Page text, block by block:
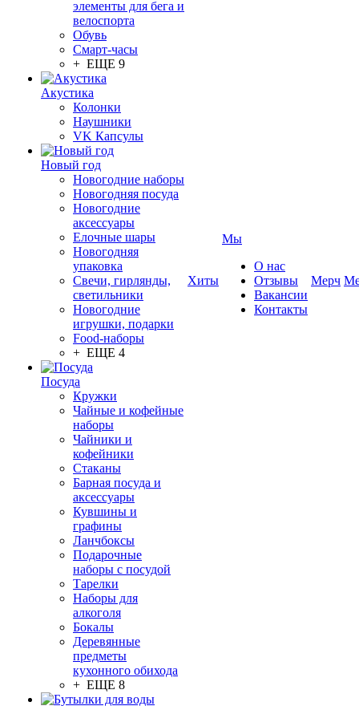
элементы для бега и
велоспорта
Обувь
Смарт-часы
+ ЕЩЕ 9
Акустика
Колонки
Наушники
VK Капсулы
Новый год
Новогодние наборы
Новогодняя посуда
Новогодние
аксессуары
Елочные шары
Новогодняя
упаковка
Свечи, гирлянды,
светильники
Новогодние
игрушки, подарки
Food-наборы
+ ЕЩЕ 4
Посуда
Кружки
Чайные и кофейные
наборы
Чайники и
кофейники
Стаканы
Барная посуда и
аксессуары
Кувшины и
графины
Ланчбоксы
Подарочные
наборы с посудой
Тарелки
Наборы для
алкоголя
Бокалы
Деревянные
предметы
кухонного обихода
+ ЕЩЕ 8
Хиты
Мы
О нас
Отзывы
Вакансии
Контакты
Мерч